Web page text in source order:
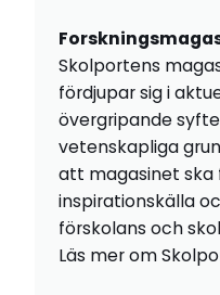
Skolportens
fördjupar sig i
övergripande
vetenskapliga
att magasinet ska
inspirationskälla
förskolans och
Läs mer om